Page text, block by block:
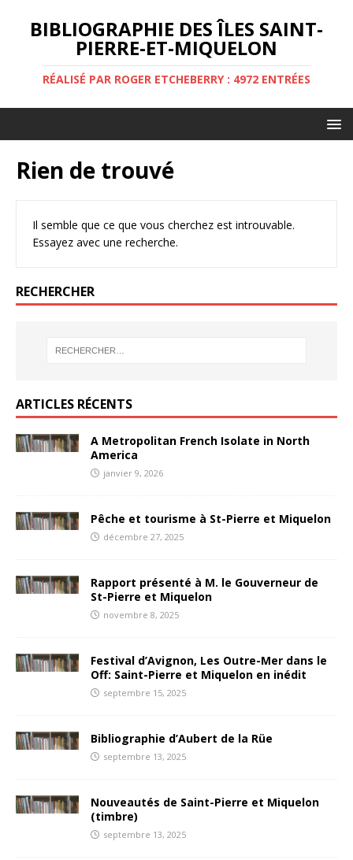
BIBLIOGRAPHIE DES ÎLES SAINT-
PIERRE-ET-MIQUELON
RÉALISÉ PAR ROGER ETCHEBERRY : 4972 ENTRÉES
Rien de trouvé
Il semble que ce que vous cherchez est introuvable.
Essayez avec une recherche.
RECHERCHER
ARTICLES RÉCENTS
A Metropolitan French Isolate in North
America
janvier 9, 2026
Pêche et tourisme à St-Pierre et Miquelon
décembre 27, 2025
Rapport présenté à M. le Gouverneur de
St-Pierre et Miquelon
novembre 8, 2025
Festival d’Avignon, Les Outre-Mer dans le
Off: Saint-Pierre et Miquelon en inédit
septembre 15, 2025
Bibliographie d’Aubert de la Rüe
septembre 13, 2025
Nouveautés de Saint-Pierre et Miquelon
(timbre)
septembre 13, 2025